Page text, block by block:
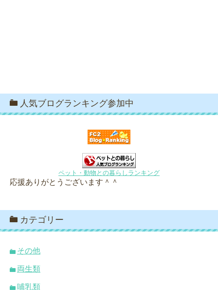
人気ブログランキング参加中
ペット・動物との暮らしランキング
応援ありがとうございます＾＾
カテゴリー
その他
両生類
哺乳類